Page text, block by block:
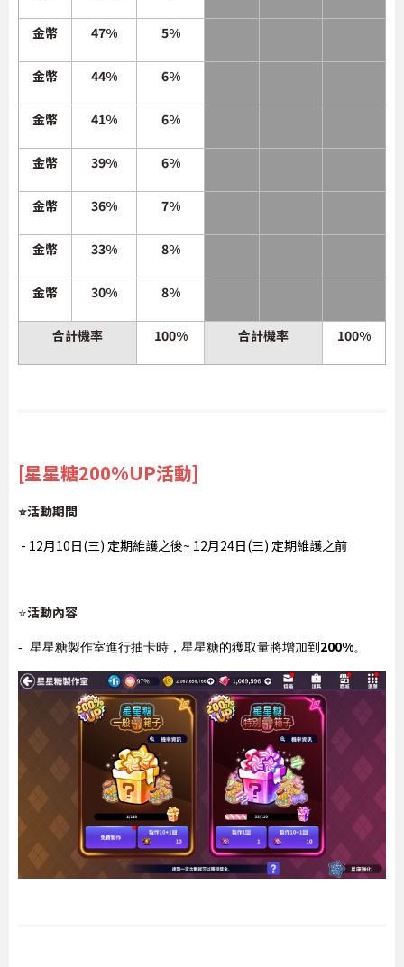
金幣 47% 5%
金幣 44% 6%
金幣 41% 6%
金幣 39% 6%
金幣 36% 7%
金幣 33% 8%
金幣 30% 8%
合計機率 100% 合計機率 100%
[星星糖200%UP活動]
⭐活動期間
- 12月10日(三) 定期維護之後~ 12月24日(三) 定期維護之前
⭐活動內容
- 星星糖製作室進行抽卡時，星星糖的獲取量將增加到 200%。